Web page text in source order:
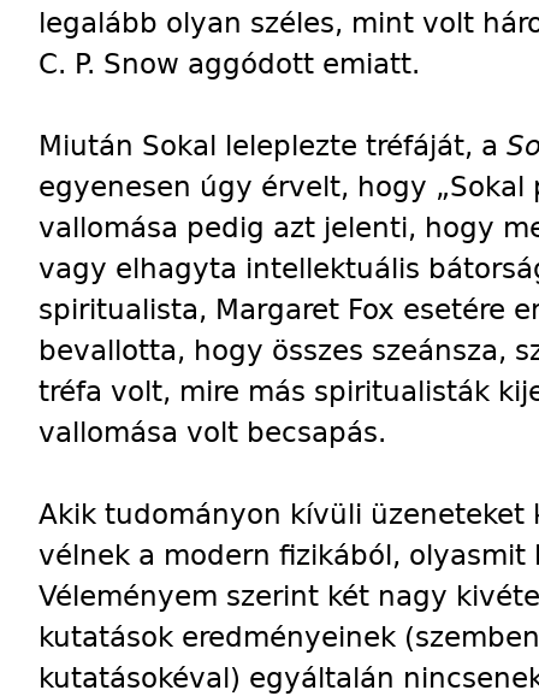
legalább olyan széles, mint volt
C. P. Snow aggódott emiatt.
Miután Sokal leleplezte tréfáját, a
egyenesen úgy érvelt, hogy
vallomása pedig azt jelenti, hogy
vagy elhagyta intellektuális
spiritualista, Margaret Fox esetére
bevallotta, hogy összes szeánsza,
tréfa volt, mire más spiritualisták
vallomása volt becsapás.
Akik tudományon kívüli üzeneteket
vélnek a modern fizikából, olyasmit
Véleményem szerint két nagy
kutatások eredményeinek
kutatásokéval) egyáltalán